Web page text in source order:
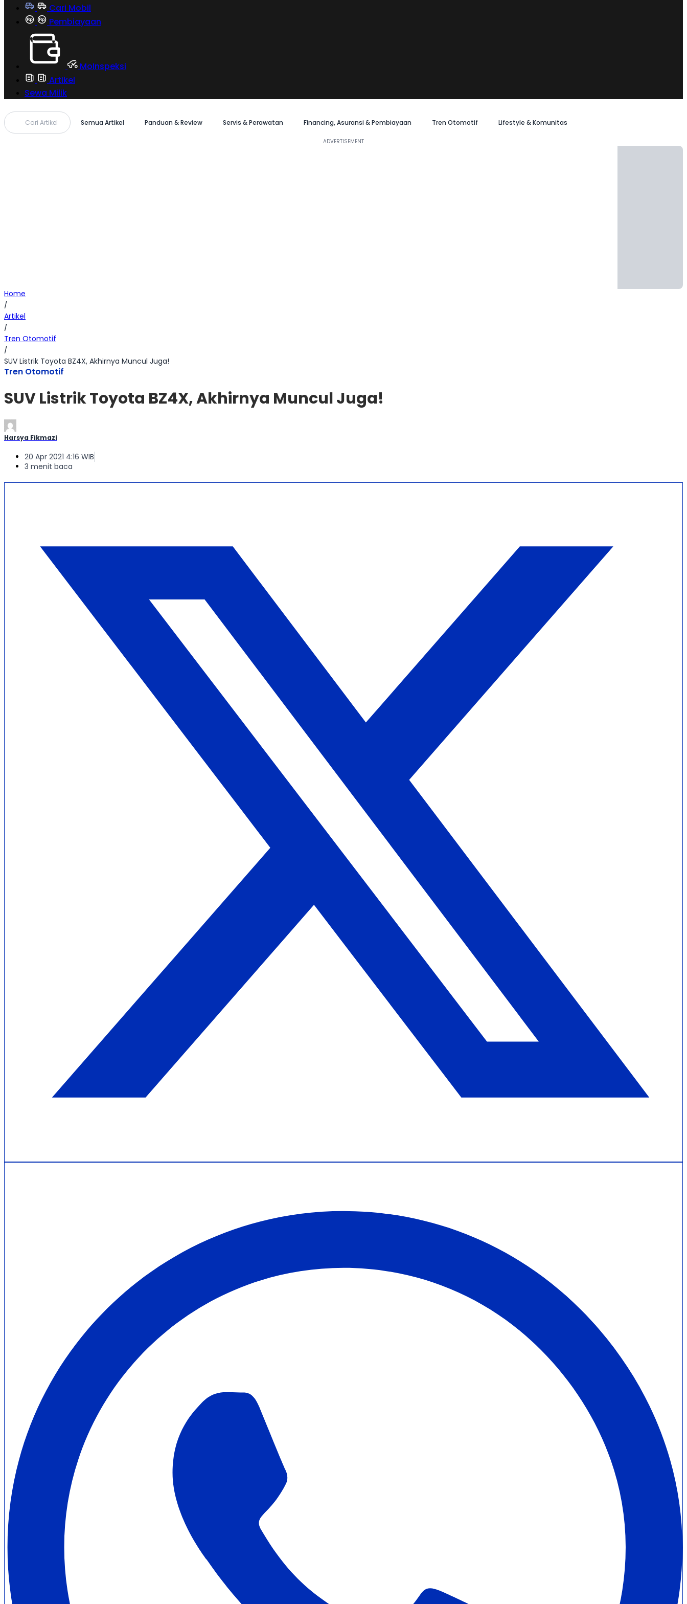
Cari Mobil
Pembiayaan
MoInspeksi
Artikel
Sewa Milik
Cari Artikel Semua Artikel Panduan & Review Servis & Perawatan Financing, Asuransi & Pembiayaan Tren Otomotif Lifestyle & Komunitas
Home
/
Artikel
/
Tren Otomotif
/
SUV Listrik Toyota BZ4X, Akhirnya Muncul Juga!
Tren Otomotif
SUV Listrik Toyota BZ4X, Akhirnya Muncul Juga!
Harsya Fikmazi
20 Apr 2021 4:16 WIB
3 menit baca